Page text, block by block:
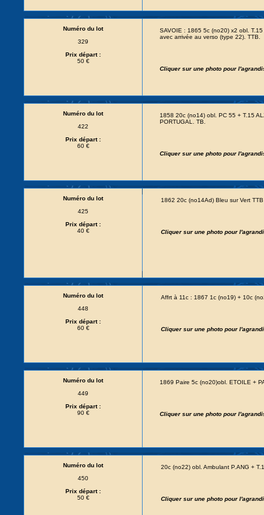
Numéro du lot
329
Prix départ :
50 €
SAVOIE : 1865 5c (no20) x2 obl.
avec arrivée au verso (type 22). TTB.
Cliquer sur une photo pour
Numéro du lot
422
Prix départ :
60 €
1858 20c (no14) obl. PC 55 + T.15
PORTUGAL. TB.
Cliquer sur une photo pour
Numéro du lot
425
Prix départ :
40 €
1862 20c (no14Ad) Bleu sur Vert
Cliquer sur une photo pour
Numéro du lot
448
Prix départ :
60 €
Affrt à 11c : 1867 1c (no19) + 10c
Cliquer sur une photo pour
Numéro du lot
449
Prix départ :
90 €
1869 Paire 5c (no20)obl. ETOILE +
Cliquer sur une photo pour
Numéro du lot
450
Prix départ :
50 €
20c (no22) obl. Ambulant P.ANG +
Cliquer sur une photo pour